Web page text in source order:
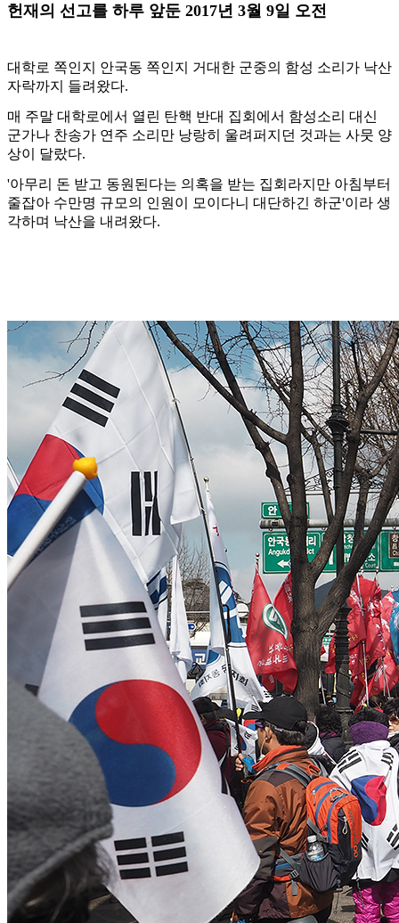
헌재의 선고를 하루 앞둔 2017년 3월 9일 오전
대학로 쪽인지 안국동 쪽인지 거대한 군중의 함성 소리가 낙산
자락까지 들려왔다.
매 주말 대학로에서 열린 탄핵 반대 집회에서 함성소리 대신
군가나 찬송가 연주 소리만 낭랑히 울려퍼지던 것과는 사뭇 양
상이 달랐다.
'아무리 돈 받고 동원된다는 의혹을 받는 집회라지만 아침부터
줄잡아 수만명 규모의 인원이 모이다니 대단하긴 하군'이라 생
각하며 낙산을 내려왔다.